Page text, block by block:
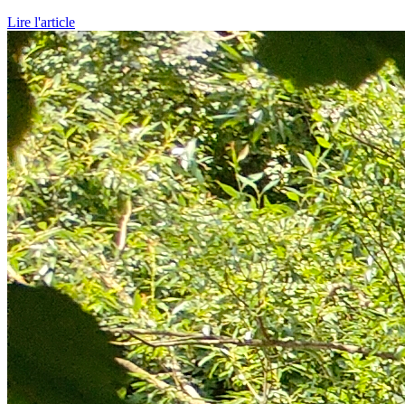
Lire l'article